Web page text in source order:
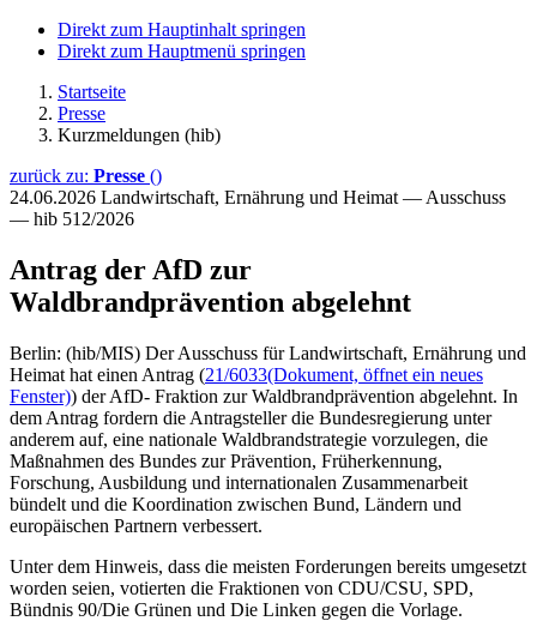
Direkt zum Hauptinhalt springen
Direkt zum Hauptmenü springen
Startseite
Presse
Kurzmeldungen (hib)
zurück zu: Presse ()
24.06.2026 Landwirtschaft, Ernährung und Heimat — Ausschuss
— hib 512/2026
Antrag der AfD zur
Waldbrandprävention abgelehnt
Berlin: (hib/MIS) Der Ausschuss für Landwirtschaft, Ernährung und
Heimat hat einen Antrag (21/6033(Dokument, öffnet ein neues
Fenster)) der AfD- Fraktion zur Waldbrandprävention abgelehnt. In
dem Antrag fordern die Antragsteller die Bundesregierung unter
anderem auf, eine nationale Waldbrandstrategie vorzulegen, die
Maßnahmen des Bundes zur Prävention, Früherkennung,
Forschung, Ausbildung und internationalen Zusammenarbeit
bündelt und die Koordination zwischen Bund, Ländern und
europäischen Partnern verbessert.
Unter dem Hinweis, dass die meisten Forderungen bereits umgesetzt
worden seien, votierten die Fraktionen von CDU/CSU, SPD,
Bündnis 90/Die Grünen und Die Linken gegen die Vorlage.